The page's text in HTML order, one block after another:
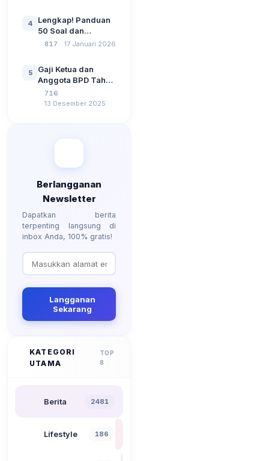
Kebangsaan, dan
Komputer Beserta
Jawaban Paling
4
Lengkap! Panduan
50 Soal dan
Jawaban Tes
Berdasarkan UU No
3 Tahun 2024
817 17 Januari 2026
5
Gaji Ketua dan
Anggota BPD Tahun
2026, Berapa
Besarannya? Ada
716
13 Desember 2025
Berlangganan
Newsletter
Dapatkan berita
terpenting langsung di
inbox Anda, 100% gratis!
Langganan
Sekarang
KATEGORI
UTAMA
TOP
8
Berita 2481
Lifestyle 186